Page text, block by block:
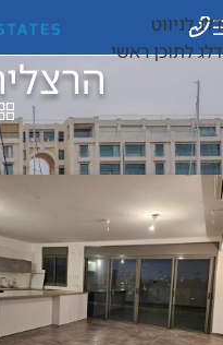
דלג לניווט
דלג לתוכן ראשי
עמוד הבית/הרצליה הירוקה